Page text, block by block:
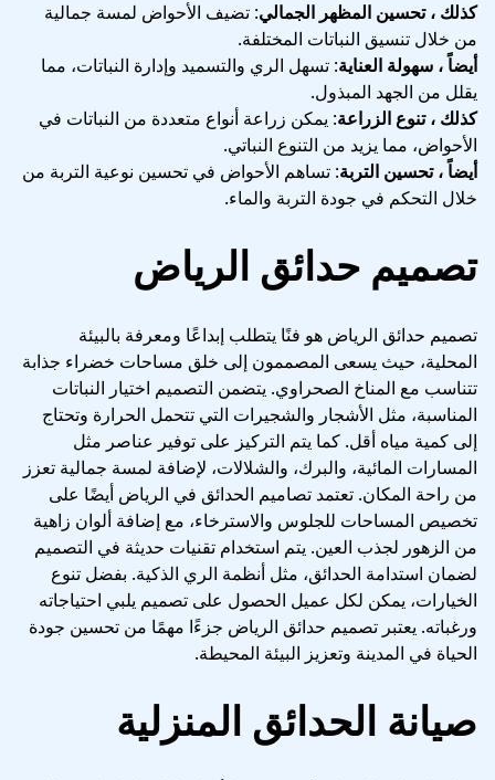
كذلك ، تحسين المظهر الجمالي: تضيف الأحواض لمسة جمالية
من خلال تنسيق النباتات المختلفة.
أيضاً ، سهولة العناية: تسهل الري والتسميد وإدارة النباتات، مما
يقلل من الجهد المبذول.
كذلك ، تنوع الزراعة: يمكن زراعة أنواع متعددة من النباتات في
الأحواض، مما يزيد من التنوع النباتي.
أيضاً ، تحسين التربة: تساهم الأحواض في تحسين نوعية التربة من
خلال التحكم في جودة التربة والماء.
تصميم حدائق الرياض
تصميم حدائق الرياض هو فنًا يتطلب إبداعًا ومعرفة بالبيئة
المحلية، حيث يسعى المصممون إلى خلق مساحات خضراء جذابة
تتناسب مع المناخ الصحراوي. يتضمن التصميم اختيار النباتات
المناسبة، مثل الأشجار والشجيرات التي تتحمل الحرارة وتحتاج
إلى كمية مياه أقل. كما يتم التركيز على توفير عناصر مثل
المسارات المائية، والبرك، والشلالات، لإضافة لمسة جمالية تعزز
من راحة المكان. تعتمد تصاميم الحدائق في الرياض أيضًا على
تخصيص المساحات للجلوس والاسترخاء، مع إضافة ألوان زاهية
من الزهور لجذب العين. يتم استخدام تقنيات حديثة في التصميم
لضمان استدامة الحدائق، مثل أنظمة الري الذكية. بفضل تنوع
الخيارات، يمكن لكل عميل الحصول على تصميم يلبي احتياجاته
ورغباته. يعتبر تصميم حدائق الرياض جزءًا مهمًا من تحسين جودة
الحياة في المدينة وتعزيز البيئة المحيطة.
صيانة الحدائق المنزلية